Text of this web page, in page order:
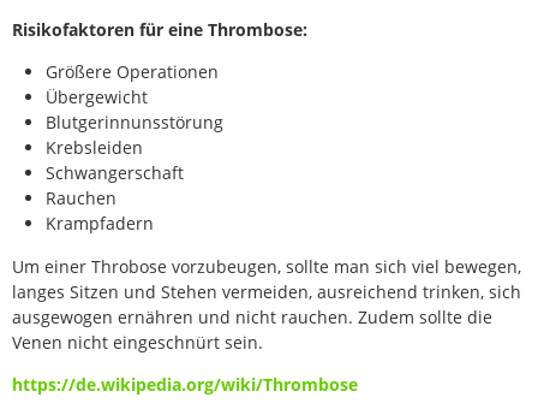
Risikofaktoren für eine Thrombose:
Größere Operationen
Übergewicht
Blutgerinnunsstörung
Krebsleiden
Schwangerschaft
Rauchen
Krampfadern
Um einer Throbose vorzubeugen, sollte man sich viel bewegen,
langes Sitzen und Stehen vermeiden, ausreichend trinken, sich
ausgewogen ernähren und nicht rauchen. Zudem sollte die
Venen nicht eingeschnürt sein.
https://de.wikipedia.org/wiki/Thrombose